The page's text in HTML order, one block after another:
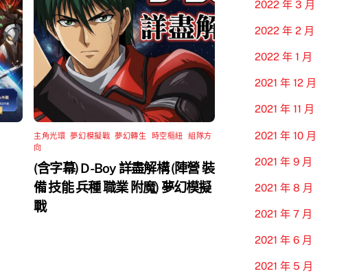
主角光環 ,夢幻模擬戰 ,夢幻轉生 時空樞紐 ,組隊方
向
(含字幕) D-Boy 詳盡解構 (陣營 裝
備 技能 兵種 職業 附魔) 夢幻模擬
戰
2022 年 3 月
2022 年 2 月
2022 年 1 月
2021 年 12 月
2021 年 11 月
2021 年 10 月
2021 年 9 月
2021 年 8 月
2021 年 7 月
2021 年 6 月
2021 年 5 月